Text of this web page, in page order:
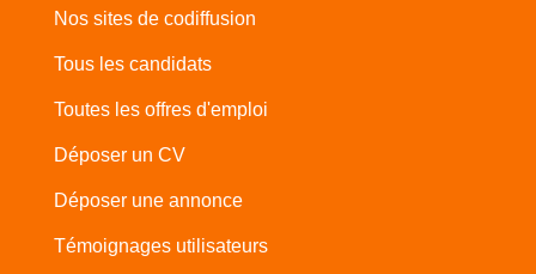
Nos sites de codiffusion
Tous les candidats
Toutes les offres d'emploi
Déposer un CV
Déposer une annonce
Témoignages utilisateurs